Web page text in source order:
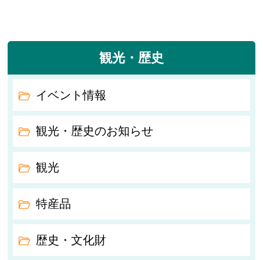
観光・歴史
イベント情報
観光・歴史のお知らせ
観光
特産品
歴史・文化財